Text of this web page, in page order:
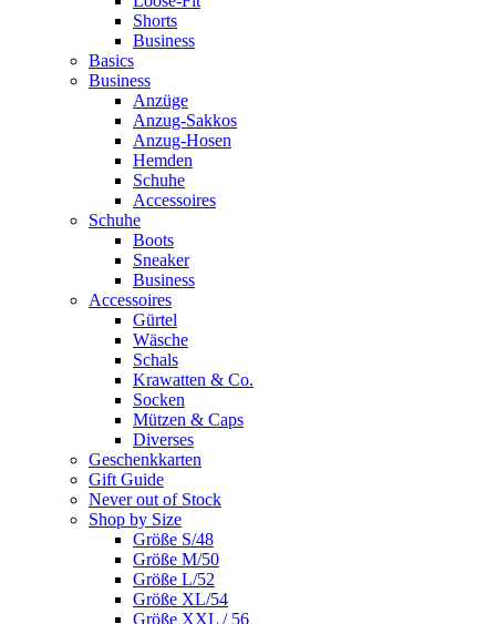
Shorts
Business
Basics
Business
Anzüge
Anzug-Sakkos
Anzug-Hosen
Hemden
Schuhe
Accessoires
Schuhe
Boots
Sneaker
Business
Accessoires
Gürtel
Wäsche
Schals
Krawatten & Co.
Socken
Mützen & Caps
Diverses
Geschenkkarten
Gift Guide
Never out of Stock
Shop by Size
Größe S/48
Größe M/50
Größe L/52
Größe XL/54
Größe XXL / 56